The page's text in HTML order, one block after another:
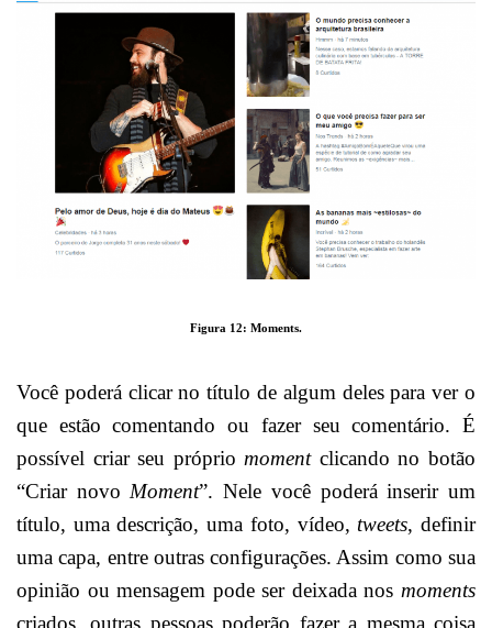
Figura 12: Moments.
Você poderá clicar no título de algum deles para ver o
que estão comentando ou fazer seu comentário. É
possível criar seu próprio momentclicando no botão
“Criar novo Moment”. Nele você poderá inserir um
título, uma descrição, uma foto, vídeo, tweets, definir
uma capa, entre outras configurações. Assim como sua
opinião ou mensagem pode ser deixada nos moments
criados, outras pessoas poderão fazer a mesma coisa